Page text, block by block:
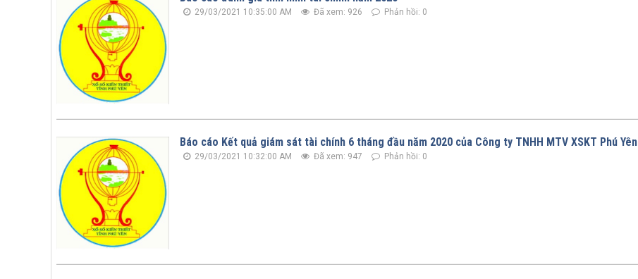
29/03/2021 10:35:00 AM Đã xem: 926 Phản hồi: 0
Báo cáo Kết quả giám sát tài chính 6 tháng đầu năm 2020 của Công ty TNHH MTV XSKT Phú Yên
29/03/2021 10:32:00 AM Đã xem: 947 Phản hồi: 0